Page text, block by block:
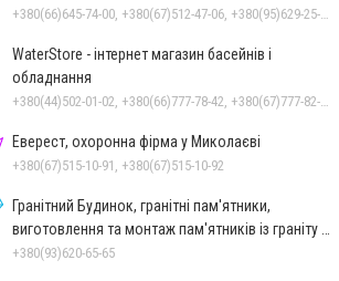
WaterStore - інтернет магазин басейнів і
обладнання
Еверест, охоронна фірма у Миколаєві
+380(67)515-10-91, +380(67)515-10-92
Гранітний Будинок, гранітні пам'ятники,
виготовлення та монтаж пам'ятників із граніту в
Миколаєві
+380(93)620-65-65